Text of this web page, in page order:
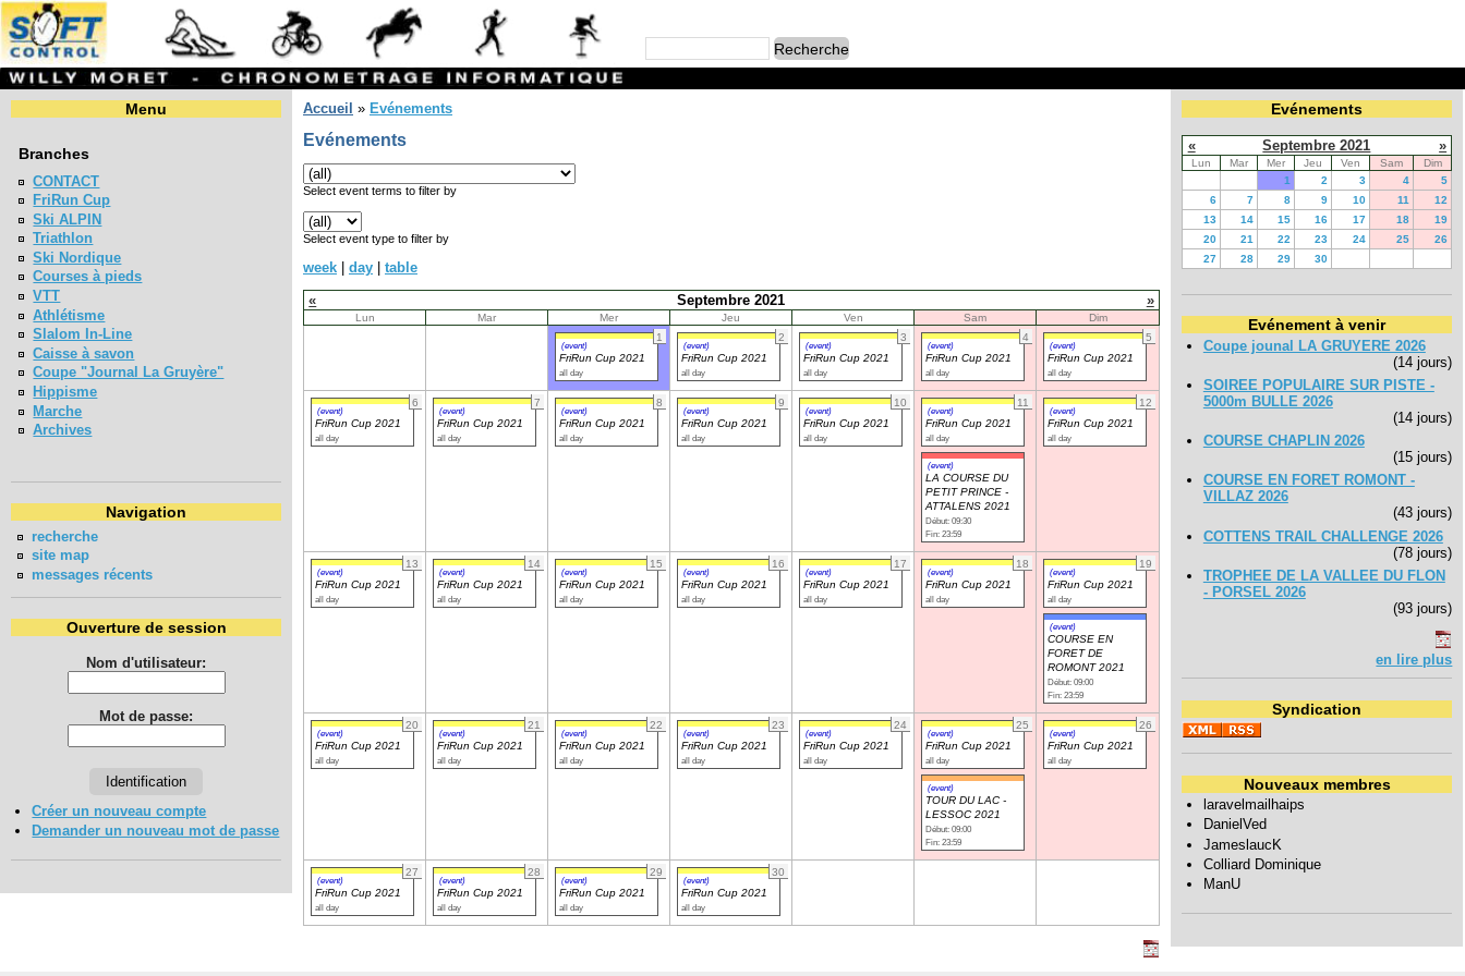
Menu
Branches
CONTACT
FriRun Cup
Ski ALPIN
Triathlon
Ski Nordique
Courses à pieds
VTT
Athlétisme
Slalom In-Line
Caisse à savon
Coupe "Journal La Gruyère"
Hippisme
Marche
Archives
Navigation
recherche
site map
messages récents
Ouverture de session
Nom d'utilisateur:
Mot de passe:
Créer un nouveau compte
Demander un nouveau mot de passe
Accueil » Evénements
Evénements
Select event terms to filter by
Select event type to filter by
week day
table
«
Septembre 2021 »
Lun Mar Mer Jeu Ven Sam
Dim
1
(event)
FriRun Cup 2021
all day
2
(event)
FriRun Cup 2021
all day
3
(event)
FriRun Cup 2021
all day
4
(event)
FriRun Cup 2021
all day
5
(event)
FriRun Cup 2021
all day
6
(event)
FriRun Cup 2021
all day
7
(event)
FriRun Cup 2021
all day
8
(event)
FriRun Cup 2021
all day
9
(event)
FriRun Cup 2021
all day
10
(event)
FriRun Cup 2021
all day
11
(event)
FriRun Cup 2021
all day
(event)
LA COURSE DU
PETIT PRINCE -
ATTALENS 2021
Début: 09:30
Fin: 23:59
12
(event)
FriRun Cup 2021
all day
13
(event)
FriRun Cup 2021
all day
14
(event)
FriRun Cup 2021
all day
15
(event)
FriRun Cup 2021
all day
16
(event)
FriRun Cup 2021
all day
17
(event)
FriRun Cup 2021
all day
18
(event)
FriRun Cup 2021
all day
19
(event)
FriRun Cup 2021
all day
(event)
COURSE EN
FORET DE
ROMONT 2021
Début: 09:00
Fin: 23:59
20
(event)
FriRun Cup 2021
all day
21
(event)
FriRun Cup 2021
all day
22
(event)
FriRun Cup 2021
all day
23
(event)
FriRun Cup 2021
all day
24
(event)
FriRun Cup 2021
all day
25
(event)
FriRun Cup 2021
all day
(event)
TOUR DU LAC -
LESSOC 2021
Début: 09:00
Fin: 23:59
26
(event)
FriRun Cup 2021
all day
27
(event)
FriRun Cup 2021
all day
28
(event)
FriRun Cup 2021
all day
29
(event)
FriRun Cup 2021
all day
30
(event)
FriRun Cup 2021
all day
Evénements
« Septembre 2021 »
Lun Mar Mer Jeu Ven Sam
Dim
1
2 3 4
5
6
7 8 9 10 11
12
13
14 15 16 17 18
19
20
21 22 23 24 25
26
27
28 29 30
Evénement à venir
Coupe jounal LA GRUYERE 2026
(14 jours)
SOIREE POPULAIRE SUR PISTE -
5000m BULLE 2026
(14 jours)
COURSE CHAPLIN 2026
(15 jours)
COURSE EN FORET ROMONT -
VILLAZ 2026
(43 jours)
COTTENS TRAIL CHALLENGE 2026
(78 jours)
TROPHEE DE LA VALLEE DU FLON
- PORSEL 2026
(93 jours)
en lire plus
Syndication
Nouveaux membres
laravelmailhaips
DanielVed
JameslaucK
Colliard Dominique
ManU